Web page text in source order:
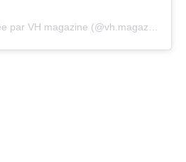
Une publication partagée par VH magazine (@vh.magazine)